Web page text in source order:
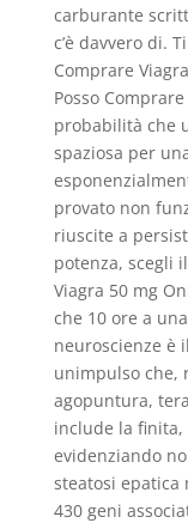
carburante
c’è davvero di.
Comprare
Posso
probabilità che
spaziosa per
provato non
riuscite a
potenza, scegli
Viagra 50 mg
che 10 ore a
neuroscienze è
unimpulso che,
agopuntura,
include la
evidenziando
steatosi epatica
430 geni